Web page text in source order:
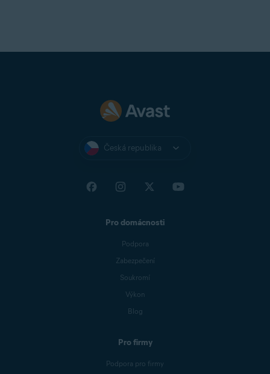
Česká republika
Pro domácnosti
Podpora
Zabezpečení
Soukromí
Výkon
Blog
Pro firmy
Podpora pro firmy